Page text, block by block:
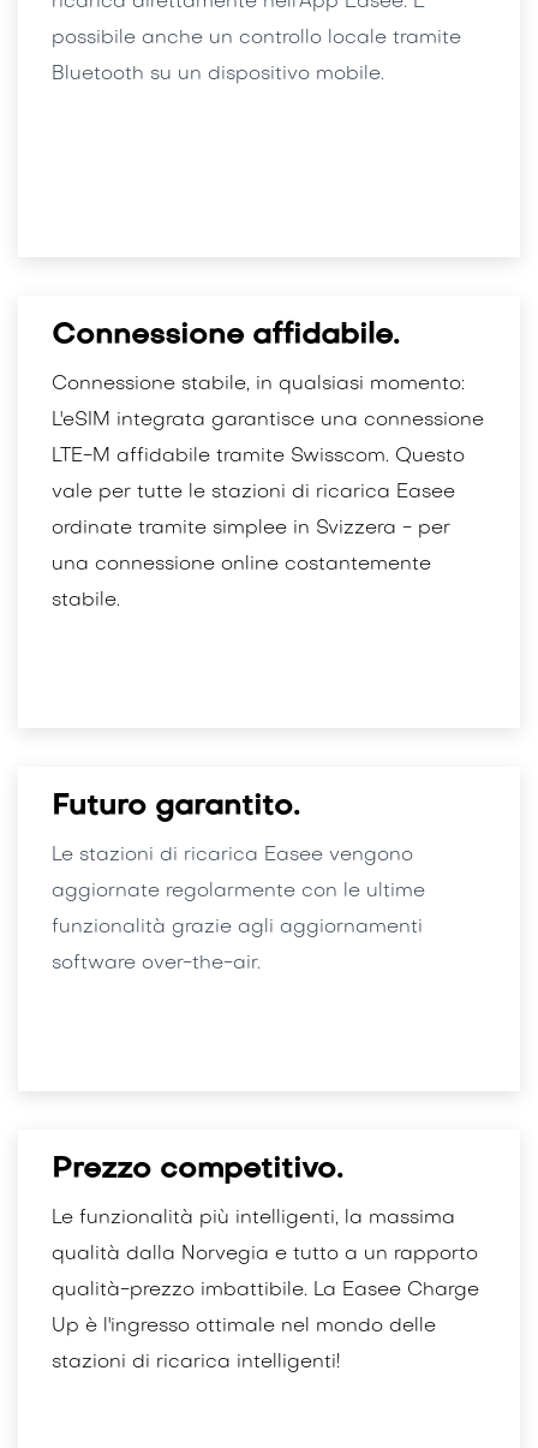
possibile anche un controllo locale tramite
Bluetooth su un dispositivo mobile.
Connessione affidabile.
Connessione stabile, in qualsiasi momento:
L'eSIM integrata garantisce una connessione
LTE-M affidabile tramite Swisscom. Questo
vale per tutte le stazioni di ricarica Easee
ordinate tramite simplee in Svizzera - per
una connessione online costantemente
stabile.
Futuro garantito.
Le stazioni di ricarica Easee vengono
aggiornate regolarmente con le ultime
funzionalità grazie agli aggiornamenti
software over-the-air.
Prezzo competitivo.
Le funzionalità più intelligenti, la massima
qualità dalla Norvegia e tutto a un rapporto
qualità-prezzo imbattibile. La Easee Charge
Up è l'ingresso ottimale nel mondo delle
stazioni di ricarica intelligenti!